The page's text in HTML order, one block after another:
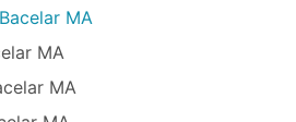
MA
MA
MA